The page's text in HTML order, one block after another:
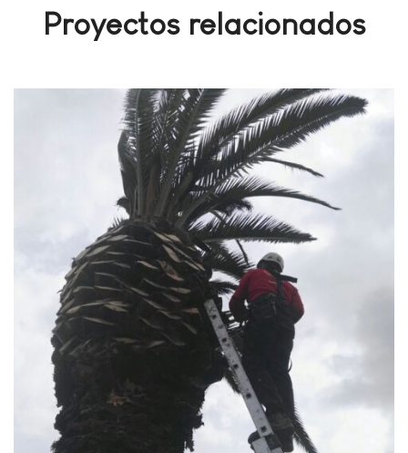
Proyectos relacionados